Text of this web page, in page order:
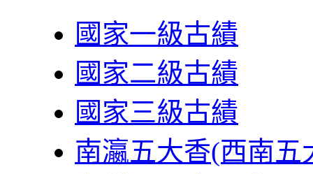
國家一級古績
國家二級古績
國家三級古績
南瀛五大香(西南五